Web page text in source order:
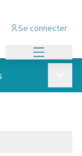
Se connecter